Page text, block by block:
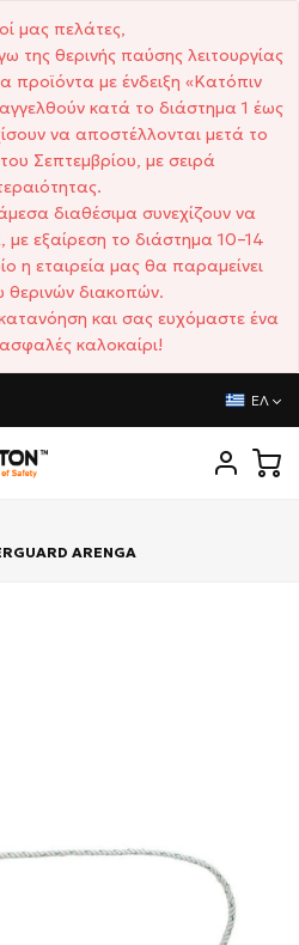
μας πελάτες,
της θερινής παύσης λειτουργίας
με ένδειξη «Κατόπιν
κατά το διάστημα 1 έως
να αποστέλλονται μετά το
Σεπτεμβρίου, με σειρά
διαθέσιμα συνεχίζουν να
με εξαίρεση το διάστημα 10–14
η εταιρεία μας θα παραμείνει
θερινών διακοπών.
και σας ευχόμαστε ένα
καλοκαίρι!
ΕΛ
ARENGA